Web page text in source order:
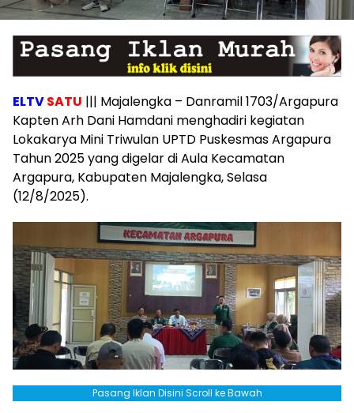
ELTVSATU ||| Majalengka – Danramil 1703/Argapura
Kapten Arh Dani Hamdani menghadiri kegiatan
Lokakarya Mini Triwulan UPTD Puskesmas Argapura
Tahun 2025 yang digelar di Aula Kecamatan
Argapura, Kabupaten Majalengka, Selasa
(12/8/2025).
Pasang Iklan Disini Scroll ke Bawah